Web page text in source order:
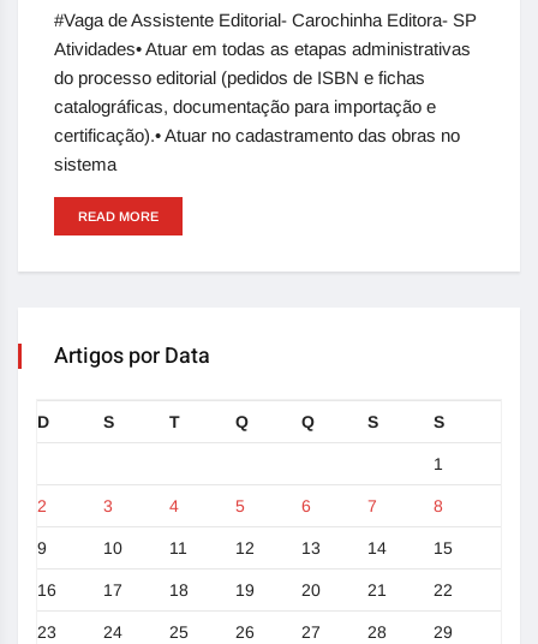
#Vaga de Assistente Editorial- Carochinha Editora- SP
Atividades• Atuar em todas as etapas administrativas
do processo editorial (pedidos de ISBN e fichas
catalográficas, documentação para importação e
certificação).• Atuar no cadastramento das obras no
sistema
READ MORE
Artigos por Data
D S T Q Q S S
1
2 3 4 5 6 7 8
9 10 11 12 13 14 15
16 17 18 19 20 21 22
23 24 25 26 27 28 29